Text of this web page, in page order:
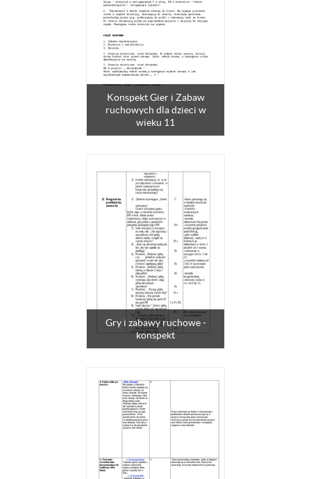
Konspekt Gier i Zabaw
ruchowych dla dzieci w
wieku 11
Gry i zabawy ruchowe -
konspekt